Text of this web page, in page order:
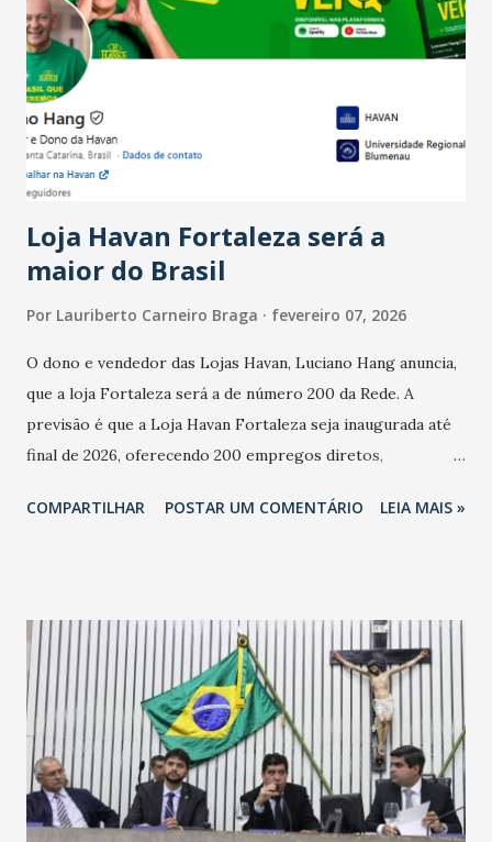
Ainda segundo a Pesquisa, em novembro de 2025, 40% dos
bares e restaurantes operaram com lucro e outros 40%
registraram equilíbrio financeiro. Já o percentual de
estabelecimentos no prejuízo ficou em 19%, pouco abaixo
do observado no mês anterior. Outros 1% não existiam em
novembro. Em relação a outubro, o faturamento também
cresceu. De acordo com a pesquisa, 44% dos n...
Loja Havan Fortaleza será a
maior do Brasil
Por Lauriberto Carneiro Braga fevereiro 07, 2026
O dono e vendedor das Lojas Havan, Luciano Hang anuncia,
que a loja Fortaleza será a de número 200 da Rede. A
previsão é que a Loja Havan Fortaleza seja inaugurada até
final de 2026, oferecendo 200 empregos diretos,
Havan Fortaleza ainda não foi anunciada oficialmente, mas
COMPARTILHAR POSTAR UM COMENTÁRIO LEIA MAIS »